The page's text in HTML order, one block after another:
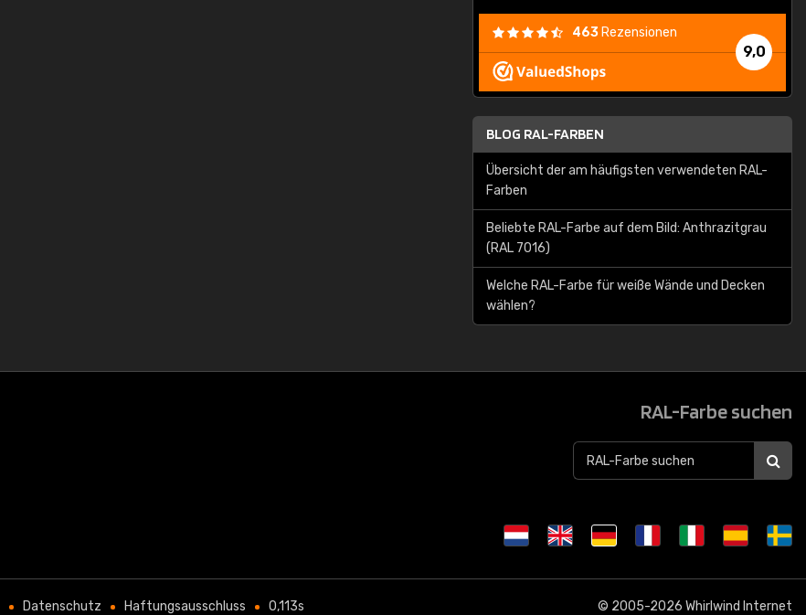
9,0
463 Rezensionen
BLOG RAL-FARBEN
Übersicht der am häufigsten verwendeten RAL-
Farben
Beliebte RAL-Farbe auf dem Bild: Anthrazitgrau
(RAL 7016)
Welche RAL-Farbe für weiße Wände und Decken
wählen?
RAL-Farbe suchen
Datenschutz Haftungsausschluss 0,113s © 2005-2026 Whirlwind Internet